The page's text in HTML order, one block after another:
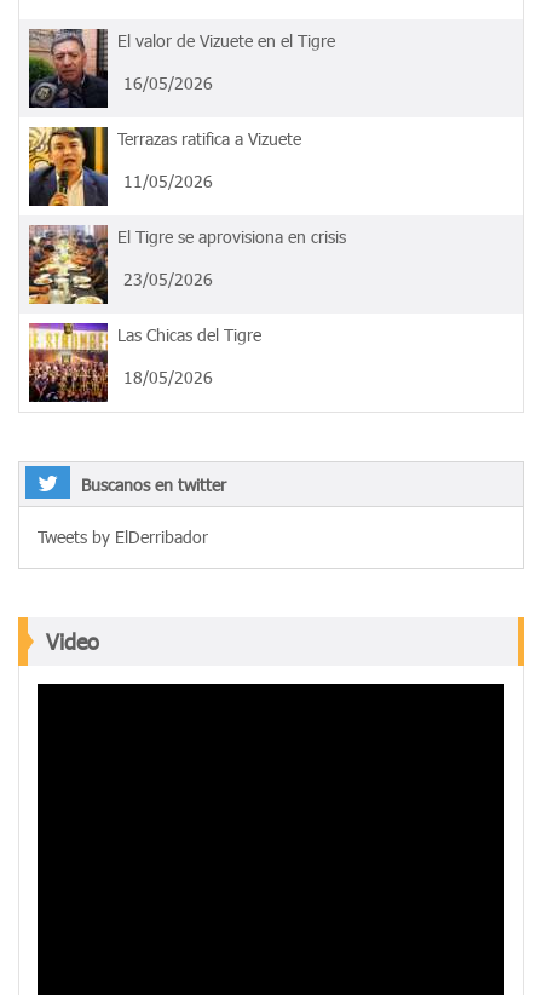
El valor de Vizuete en el Tigre
16/05/2026
Terrazas ratifica a Vizuete
11/05/2026
El Tigre se aprovisiona en crisis
23/05/2026
Las Chicas del Tigre
18/05/2026
Buscanos en twitter
Tweets by ElDerribador
Video